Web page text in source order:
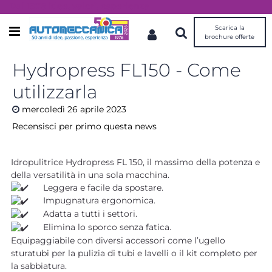
Open menu
Scarica la
brochure offerte
Hydropress FL150 - Come
utilizzarla
mercoledì 26 aprile 2023
Recensisci per primo questa news
Idropulitrice Hydropress FL 150, il massimo della potenza e
della versatilità in una sola macchina.
Leggera e facile da spostare.
Impugnatura ergonomica.
Adatta a tutti i settori.
Elimina lo sporco senza fatica.
Equipaggiabile con diversi accessori come l’ugello
sturatubi per la pulizia di tubi e lavelli o il kit completo per
la sabbiatura.